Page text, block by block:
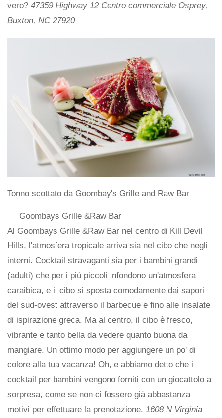
vero? 47359 Highway 12 Centro commerciale Osprey,
Buxton, NC 27920
Tonno scottato da Goombay's Grille and Raw Bar
Goombays Grille &Raw Bar
Al Goombays Grille &Raw Bar nel centro di Kill Devil
Hills, l'atmosfera tropicale arriva sia nel cibo che negli
interni. Cocktail stravaganti sia per i bambini grandi
(adulti) che per i più piccoli infondono un'atmosfera
caraibica, e il cibo si sposta comodamente dai sapori
del sud-ovest attraverso il barbecue e fino alle insalate
di ispirazione greca. Ma al centro, il cibo è fresco,
vibrante e tanto bella da vedere quanto buona da
mangiare. Un ottimo modo per aggiungere un po' di
colore alla tua vacanza! Oh, e abbiamo detto che i
cocktail per bambini vengono forniti con un giocattolo a
sorpresa, come se non ci fossero già abbastanza
motivi per effettuare la prenotazione. 1608 N Virginia